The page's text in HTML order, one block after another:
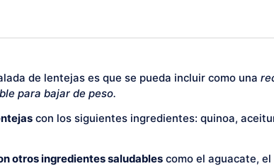
de lentejas es que se pueda incluir como una
para bajar de peso.
con los siguientes ingredientes: quinoa,
otros ingredientes saludables como el aguacate, el